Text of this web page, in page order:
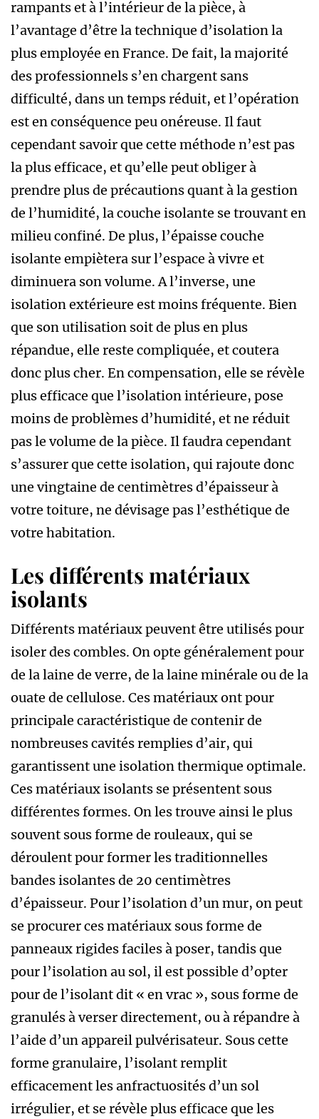
rampants et à l’intérieur de la pièce, à
l’avantage d’être la technique d’isolation la
plus employée en France. De fait, la majorité
des professionnels s’en chargent sans
difficulté, dans un temps réduit, et l’opération
est en conséquence peu onéreuse. Il faut
cependant savoir que cette méthode n’est pas
la plus efficace, et qu’elle peut obliger à
prendre plus de précautions quant à la gestion
de l’humidité, la couche isolante se trouvant en
milieu confiné. De plus, l’épaisse couche
isolante empiètera sur l’espace à vivre et
diminuera son volume. A l’inverse, une
isolation extérieure est moins fréquente. Bien
que son utilisation soit de plus en plus
répandue, elle reste compliquée, et coutera
donc plus cher. En compensation, elle se révèle
plus efficace que l’isolation intérieure, pose
moins de problèmes d’humidité, et ne réduit
pas le volume de la pièce. Il faudra cependant
s’assurer que cette isolation, qui rajoute donc
une vingtaine de centimètres d’épaisseur à
votre toiture, ne dévisage pas l’esthétique de
votre habitation.
Les différents matériaux
isolants
Différents matériaux peuvent être utilisés pour
isoler des combles. On opte généralement pour
de la laine de verre, de la laine minérale ou de la
ouate de cellulose. Ces matériaux ont pour
principale caractéristique de contenir de
nombreuses cavités remplies d’air, qui
garantissent une isolation thermique optimale.
Ces matériaux isolants se présentent sous
différentes formes. On les trouve ainsi le plus
souvent sous forme de rouleaux, qui se
déroulent pour former les traditionnelles
bandes isolantes de 20 centimètres
d’épaisseur. Pour l’isolation d’un mur, on peut
se procurer ces matériaux sous forme de
panneaux rigides faciles à poser, tandis que
pour l’isolation au sol, il est possible d’opter
pour de l’isolant dit « en vrac », sous forme de
granulés à verser directement, ou à répandre à
l’aide d’un appareil pulvérisateur. Sous cette
forme granulaire, l’isolant remplit
efficacement les anfractuosités d’un sol
irrégulier, et se révèle plus efficace que les